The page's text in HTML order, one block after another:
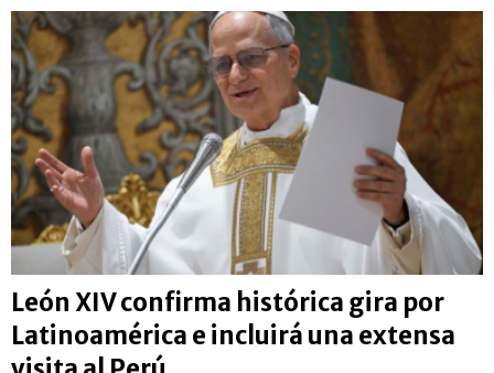
León XIV confirma histórica gira por
Latinoamérica e incluirá una extensa